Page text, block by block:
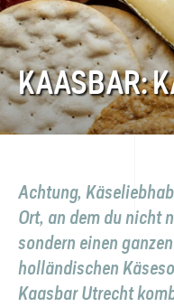
KAASBAR:
Achtung,
Ort, an dem du nicht
sondern einen
holländischen
Kaasbar Utrecht